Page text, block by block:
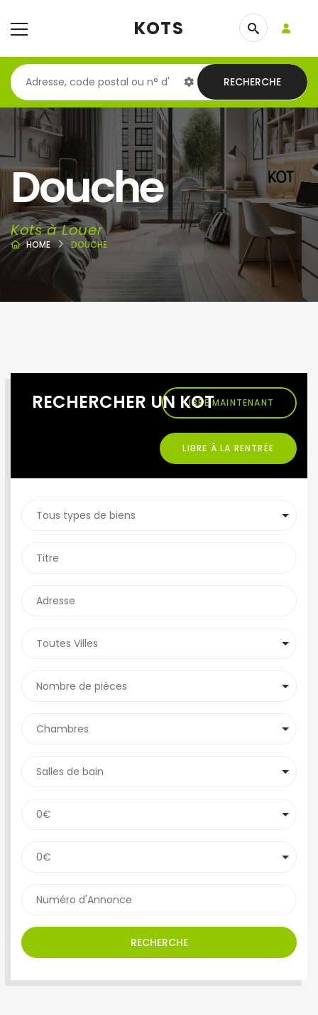
KOTS
RECHERCHE
Douche
Kots à Louer
HOME DOUCHE
RECHERCHER UN KOTLIBRE MAINTENANT
LIBRE À LA RENTRÉE
RECHERCHE